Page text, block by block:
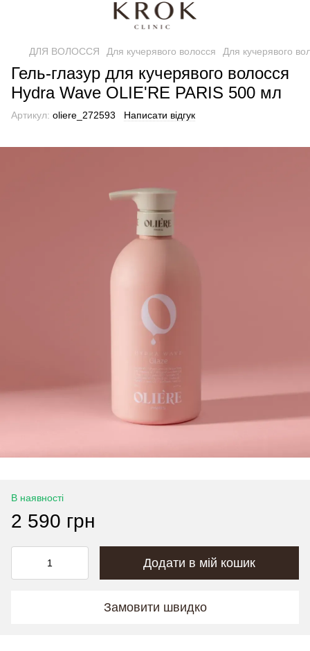
ДЛЯ ВОЛОССЯ Для кучерявого волосся Для кучерявого
Гель-глазур для кучерявого волосся
Hydra Wave OLIE'RE PARIS 500 мл
Артикул: oliere_272593 Написати відгук
В наявності
2 590 грн
Додати в мій кошик
Замовити швидко